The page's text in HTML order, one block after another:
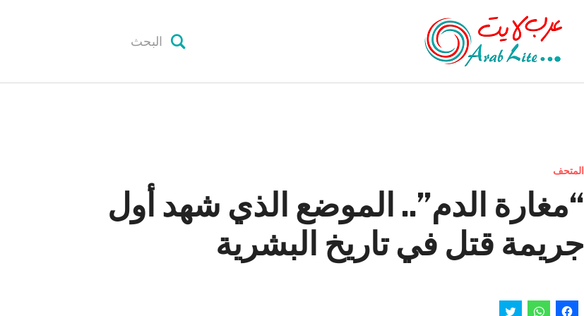
المتحف
“مغارة الدم”.. الموضع الذي شهد أول
جريمة قتل في تاريخ البشرية